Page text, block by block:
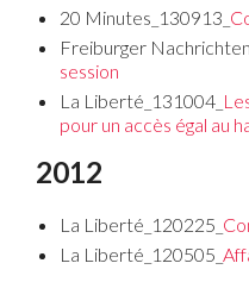
20 Minutes_130913_
Freiburger
session
La Liberté_131004_
pour un accès égal au
2012
La Liberté_120225_
La Liberté_120505_